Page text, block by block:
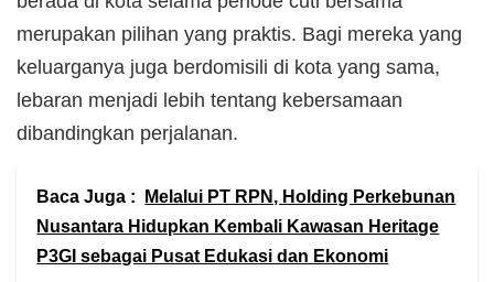
merupakan pilihan yang praktis. Bagi mereka yang
keluarganya juga berdomisili di kota yang sama,
lebaran menjadi lebih tentang kebersamaan
dibandingkan perjalanan.
Baca Juga :
Melalui PT RPN, Holding Perkebunan
Nusantara Hidupkan Kembali Kawasan Heritage
P3GI sebagai Pusat Edukasi dan Ekonomi